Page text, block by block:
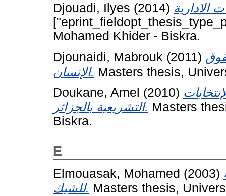
Djouadi, Ilyes (2014)
Mohamed Khider - Biskra.
Djounaidi, Mabrouk (2011)
الإنسان. Masters thesis,
Doukane, Amel (2010)
التشريعية بالجزائر. Masters
Biskra.
E
Elmouasak, Mohamed (2003)
للشيك. Masters thesis,